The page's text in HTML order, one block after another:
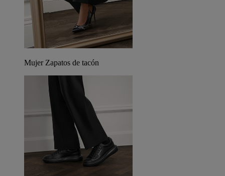
Mujer Zapatos de tacón